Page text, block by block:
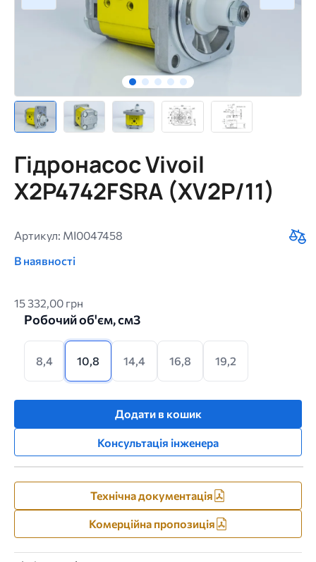
Гідронасос Vivoil
X2P4742FSRA (XV2P/11)
Артикул: MI0047458
В наявності
15 332,00 грн
Робочий об'єм, см3
8,4 10,8 14,4 16,8 19,2
Додати в кошик
Консультація інженера
Технічна документація
Комерційна пропозиція